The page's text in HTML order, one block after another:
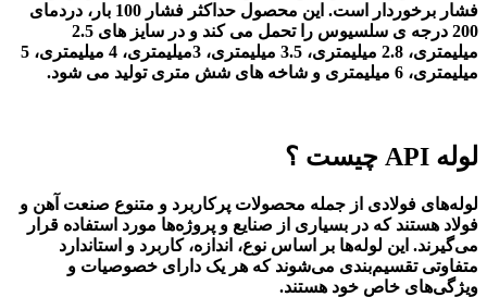
فشار برخوردار است. این محصول حداکثر فشار 100 بار، دردمای
200 درجه ی سلسیوس را تحمل می کند و در سایز های 2.5
میلیمتری، 2.8 میلیمتری، 3.5 میلیمتری، 3میلیمتری، 4 میلیمتری، 5
میلیمتری، 6 میلیمتری و شاخه های شش متری تولید می شود.
لوله API چیست ؟
لوله‌های فولادی از جمله محصولات پرکاربرد و متنوع صنعت آهن و
فولاد هستند که در بسیاری از صنایع و پروژه‌ها مورد استفاده قرار
می‌گیرند. این لوله‌ها بر اساس نوع، اندازه، کاربرد و استاندارد
متفاوتی تقسیم‌بندی می‌شوند که هر یک دارای خصوصیات و
ویژگی‌های خاص خود هستند.